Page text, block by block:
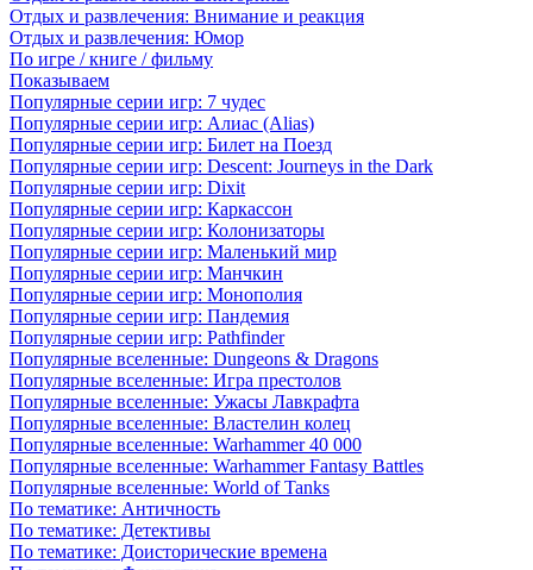
Отдых и развлечения: Внимание и реакция
Отдых и развлечения: Юмор
По игре / книге / фильму
Показываем
Популярные серии игр: 7 чудес
Популярные серии игр: Алиас (Alias)
Популярные серии игр: Билет на Поезд
Популярные серии игр: Descent: Journeys in the Dark
Популярные серии игр: Dixit
Популярные серии игр: Каркассон
Популярные серии игр: Колонизаторы
Популярные серии игр: Маленький мир
Популярные серии игр: Манчкин
Популярные серии игр: Монополия
Популярные серии игр: Пандемия
Популярные серии игр: Pathfinder
Популярные вселенные: Dungeons & Dragons
Популярные вселенные: Игра престолов
Популярные вселенные: Ужасы Лавкрафта
Популярные вселенные: Властелин колец
Популярные вселенные: Warhammer 40 000
Популярные вселенные: Warhammer Fantasy Battles
Популярные вселенные: World of Tanks
По тематике: Античность
По тематике: Детективы
По тематике: Доисторические времена